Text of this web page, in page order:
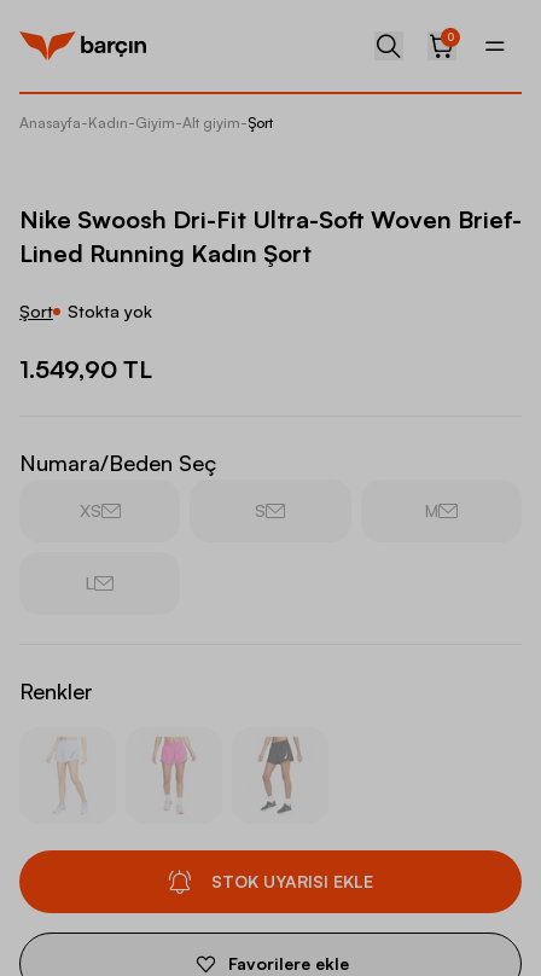
0
Anasayfa-Kadın-Giyim-Alt giyim-Şort
Nike Swoosh Dri-Fit Ultra-Soft Woven Brief-
Lined Running Kadın Şort
Şort Stokta yok
1.549,90 TL
Numara/Beden Seç
XS S M
L
Renkler
STOK UYARISI EKLE
Favorilere ekle